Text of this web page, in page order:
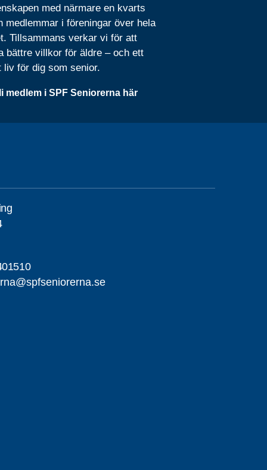
med närmare en kvarts
medlemmar i föreningar över hela
Tillsammans verkar vi för att
bättre villkor för äldre – och ett
liv för dig som senior.
medlem i SPF Seniorerna här